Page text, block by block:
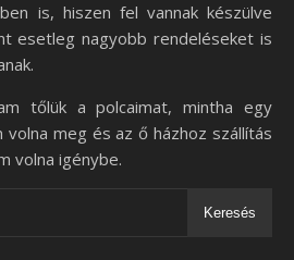
is, hiszen fel vannak készülve
esetleg nagyobb rendeléseket is
tőlük a polcaimat, mintha egy
meg és az ő házhoz szállítás
volna igénybe.
Keresés